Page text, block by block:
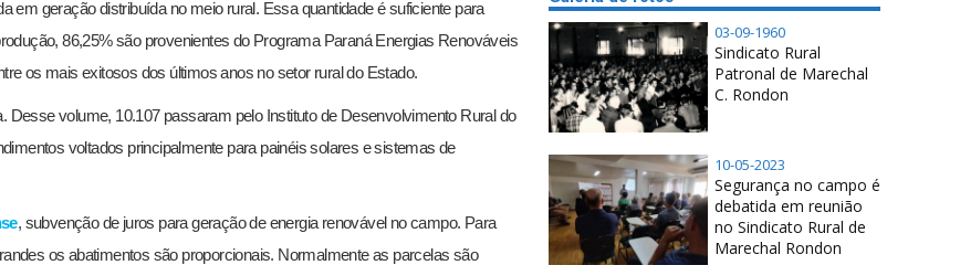
em geração distribuída no meio rural. Essa quantidade é suficiente para
86,25% são provenientes do Programa Paraná Energias Renováveis
os mais exitosos dos últimos anos no setor rural do Estado.
volume, 10.107 passaram pelo Instituto de Desenvolvimento Rural do
voltados principalmente para painéis solares e sistemas de
, subvenção de juros para geração de energia renovável no campo. Para
os abatimentos são proporcionais. Normalmente as parcelas são
03-09-1960
Sindicato Rural
Patronal de Marechal
C. Rondon
10-05-2023
Segurança no campo é
debatida em reunião
no Sindicato Rural de
Marechal Rondon